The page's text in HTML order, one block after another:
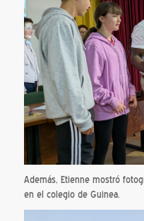
Además, Etienne mostró
en el colegio de Guinea.